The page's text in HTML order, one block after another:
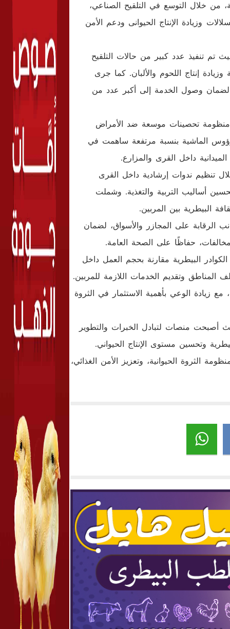
من خلال التوسع في التلقيح الصناعي،
وزيادة الإنتاج الحيوانى ودعم الأمن
تم تنفيذ عدد كبير من حالات التلقيح
إنتاج اللحوم والألبان. كما جرى
لضمان وصول الخدمة إلى أكبر عدد من
تحصينات موسعة ضد الأمراض
رؤوس الماشية بنسبة مرتفعة ساهمت في
داخل القرى والمزارع.
تنظيم ندوات إرشادية داخل القرى
أساليب التربية والتغذية. وشملت
البيطرية بين المربين.
الرقابة على المجازر والأسواق، لضمان
حفاظًا على الصحة العامة.
البيطرية مقارنة بحجم العمل داخل
المناطق وتقديم الخدمات اللازمة للمربين.
زيادة الوعي بأهمية الاستثمار في الثروة
أصبحت منصات لتبادل الخبرات والتطوير
وتحسين مستوى الإنتاج الحيواني.
الثروة الحيوانية، وتعزيز الأمن الغذائي،